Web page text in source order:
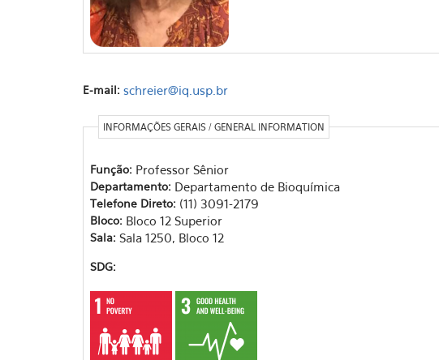
E-mail: schreier@iq.usp.br
INFORMAÇÕES GERAIS / GENERAL INFORMATION
Função: Professor Sênior
Departamento: Departamento de Bioquímica
Telefone Direto: (11) 3091-2179
Bloco: Bloco 12 Superior
Sala: Sala 1250, Bloco 12
SDG: